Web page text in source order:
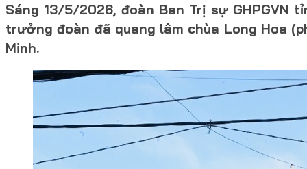
Sáng 13/5/2026, đoàn Ban Trị sự GHPGVN
trưởng đoàn đã quang lâm chùa Long Hoa
Minh.